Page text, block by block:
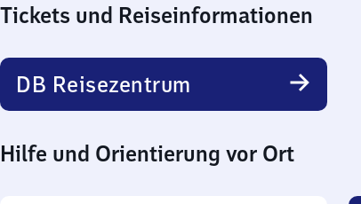
Tickets und Reiseinformationen
DB Reisezentrum
Hilfe und Orientierung vor Ort